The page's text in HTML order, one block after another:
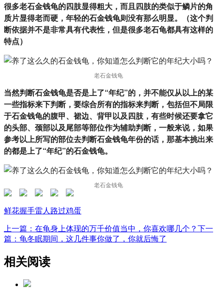
很多老石金钱龟的四肢显得粗大，而且四肢的类似于鳞片的角
质片显得老而硬，年轻的石金钱龟则没有那么明显。（这个判
断依据并不是非常具有代表性，但是很多老石龟都具有这样的
特点）
老石金钱龟
当然判断石金钱龟是否是上了“年纪”的，并不能仅从以上的某
一些指标来下判断，要综合所有的指标来判断，包括但不局限
于石金钱龟的腹甲、裙边、背甲以及四肢，有些时候还要拿它
的头部、颈部以及尾部等部位作为辅助判断，一般来说，如果
参考以上所写的部位去判断石金钱龟年份的话，那基本挑出来
的都是上了“年纪”的石金钱龟。
老石金钱龟
鲜花握手雷人 路过鸡蛋
上一篇：在龟身上体现的万千价值当中，你喜欢哪几个？ 下一
篇：龟冬眠期间，这几件事你做了，你就后悔了
相关阅读